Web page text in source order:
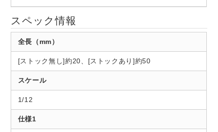
スペック情報
全長（mm）
[ストック無し]約20、[ストックあり]約50
スケール
1/12
仕様1